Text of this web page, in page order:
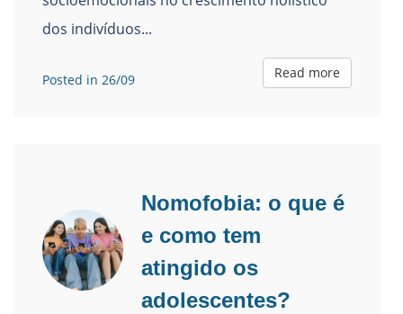
dos indivíduos...
Posted in 26/09 Read more
Nomofobia: o que é
e como tem
atingido os
adolescentes?